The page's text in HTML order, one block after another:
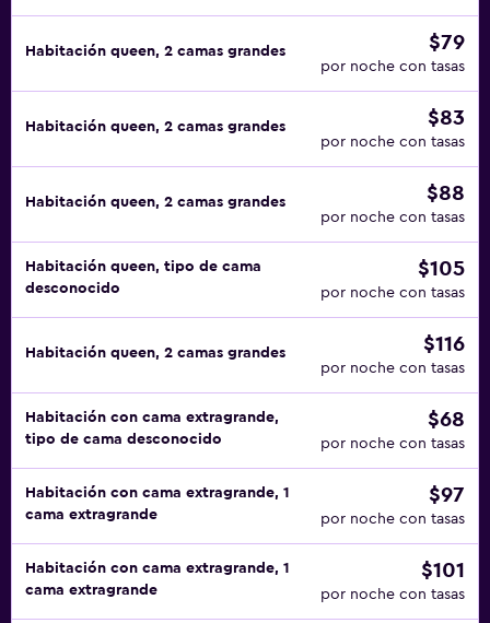
Habitación queen, 2 camas grandes $79
por noche con tasas
Habitación queen, 2 camas grandes $83
por noche con tasas
Habitación queen, 2 camas grandes $88
por noche con tasas
Habitación queen, tipo de cama
desconocido
$105
por noche con tasas
Habitación queen, 2 camas grandes $116
por noche con tasas
Habitación con cama extragrande,
tipo de cama desconocido
$68
por noche con tasas
Habitación con cama extragrande, 1
cama extragrande
$97
por noche con tasas
Habitación con cama extragrande, 1
cama extragrande
$101
por noche con tasas